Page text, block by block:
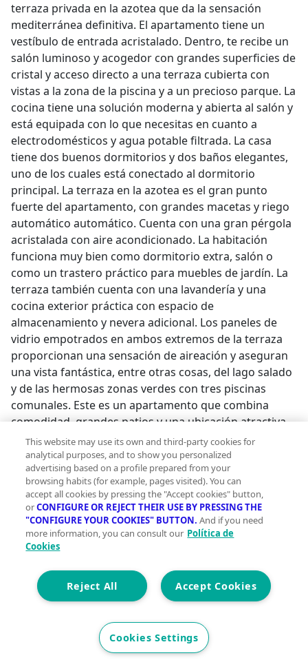
terraza privada en la azotea que da la sensación
mediterránea definitiva. El apartamento tiene un
vestíbulo de entrada acristalado. Dentro, te recibe un
salón luminoso y acogedor con grandes superficies de
cristal y acceso directo a una terraza cubierta con
vistas a la zona de la piscina y a un precioso parque. La
cocina tiene una solución moderna y abierta al salón y
está equipada con lo que necesitas en cuanto a
electrodomésticos y agua potable filtrada. La casa
tiene dos buenos dormitorios y dos baños elegantes,
uno de los cuales está conectado al dormitorio
principal. La terraza en la azotea es el gran punto
fuerte del apartamento, con grandes macetas y riego
automático automático. Cuenta con una gran pérgola
acristalada con aire acondicionado. La habitación
funciona muy bien como dormitorio extra, salón o
como un trastero práctico para muebles de jardín. La
terraza también cuenta con una lavandería y una
cocina exterior práctica con espacio de
almacenamiento y nevera adicional. Los paneles de
vidrio empotrados en ambos extremos de la terraza
proporcionan una sensación de aireación y aseguran
una vista fantástica, entre otras cosas, del lago salado
y de las hermosas zonas verdes con tres piscinas
comunales. Este es un apartamento que combina
comodidad, grandes patios y una ubicación atractiva.
Solo 10 minutos andando del centro de Quesada, con
bares y restaurantes. La hermosa playa de Guardemar
está a solo 10 minutos en coche del apartamento. La
casa se vende amueblada, pero sin muebles de
exterior Precio de compra: 340.000€ + aprox. 13% de
costes Gastos comunes: 289,34€ x 4 al año
Suma/Impuestos: próximamente Impuesto de basura:
55,93€ al año #ref:KP4360;
This website may use its own and third-party cookies for
analytical purposes, and to show you personalized
advertising based on a profile prepared from your
browsing habits (for example, pages visited). You can
accept all cookies by pressing the "Accept cookies" button,
orCONFIGURE OR REJECT THEIR USE BY PRESSING THE
"CONFIGURE YOUR COOKIES" BUTTON. And if you need
more information, you can consult our Política de
Cookies
Accept Cookies
Reject All
Cookies Settings